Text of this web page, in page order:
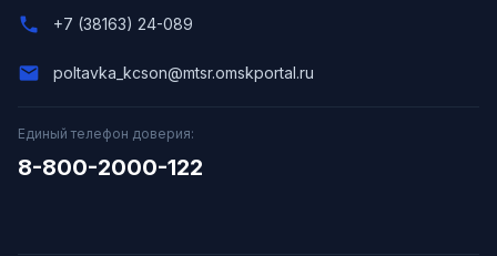
phone +7 (38163) 24-089
email poltavka_kcson@mtsr.omskportal.ru
Единый телефон доверия:
8-800-2000-122